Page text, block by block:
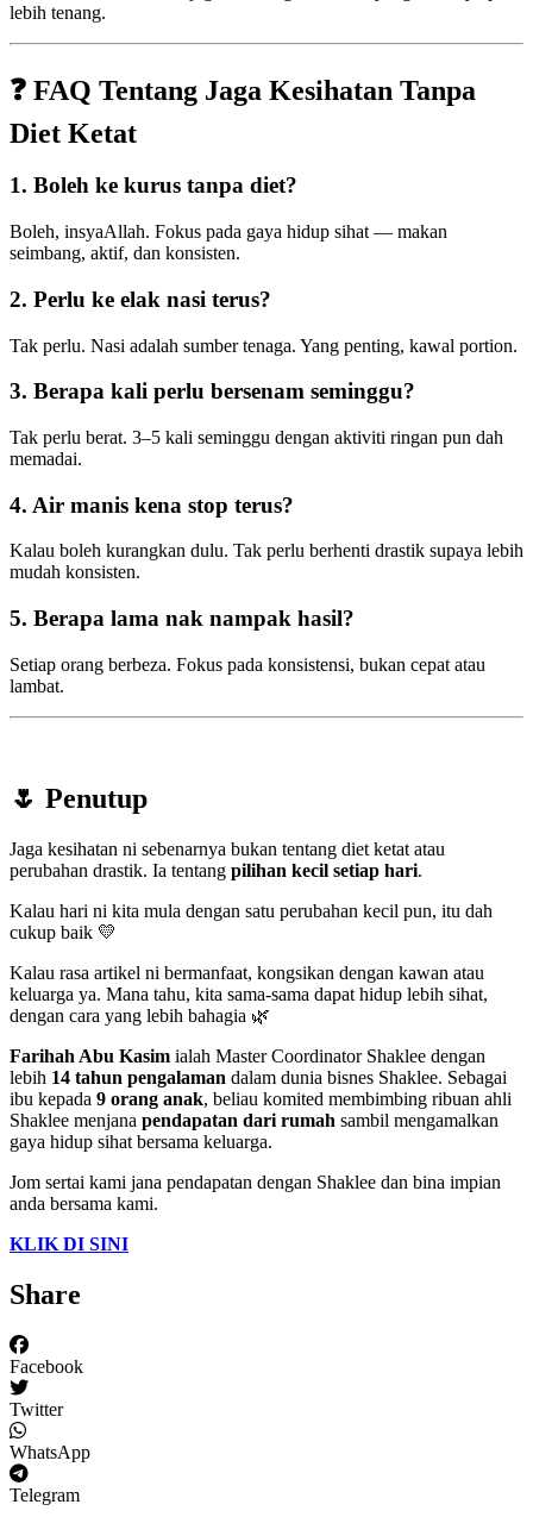
lebih tenang.
❓ FAQ Tentang Jaga Kesihatan Tanpa
Diet Ketat
1. Boleh ke kurus tanpa diet?
Boleh, insyaAllah. Fokus pada gaya hidup sihat — makan
seimbang, aktif, dan konsisten.
2. Perlu ke elak nasi terus?
Tak perlu. Nasi adalah sumber tenaga. Yang penting, kawal portion.
3. Berapa kali perlu bersenam seminggu?
Tak perlu berat. 3–5 kali seminggu dengan aktiviti ringan pun dah
memadai.
4. Air manis kena stop terus?
Kalau boleh kurangkan dulu. Tak perlu berhenti drastik supaya lebih
mudah konsisten.
5. Berapa lama nak nampak hasil?
Setiap orang berbeza. Fokus pada konsistensi, bukan cepat atau
lambat.
🌷 Penutup
Jaga kesihatan ni sebenarnya bukan tentang diet ketat atau
perubahan drastik. Ia tentang pilihan kecil setiap hari.
Kalau hari ni kita mula dengan satu perubahan kecil pun, itu dah
cukup baik 💛
Kalau rasa artikel ni bermanfaat, kongsikan dengan kawan atau
keluarga ya. Mana tahu, kita sama-sama dapat hidup lebih sihat,
dengan cara yang lebih bahagia 🌿
Farihah Abu Kasim ialah Master Coordinator Shaklee dengan
lebih 14 tahun pengalaman dalam dunia bisnes Shaklee. Sebagai
ibu kepada 9 orang anak, beliau komited membimbing ribuan ahli
Shaklee menjana pendapatan dari rumah sambil mengamalkan
gaya hidup sihat bersama keluarga.
Jom sertai kami jana pendapatan dengan Shaklee dan bina impian
anda bersama kami.
KLIK DI SINI
Share
Facebook
Twitter
WhatsApp
Telegram